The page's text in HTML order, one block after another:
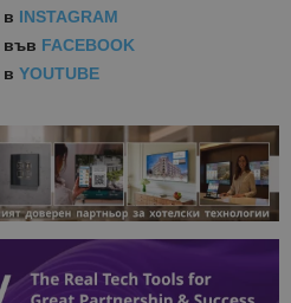
INSTAGRAM
във FACEBOOK
YOUTUBE